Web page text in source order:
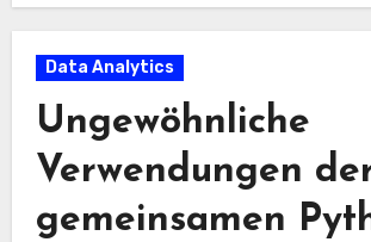
Data Analytics
Ungewöhnliche
Verwendungen
gemeinsamen